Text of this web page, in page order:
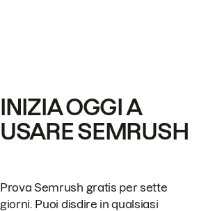
INIZIA OGGI A
USARE SEMRUSH
Prova Semrush gratis per sette
giorni. Puoi disdire in qualsiasi